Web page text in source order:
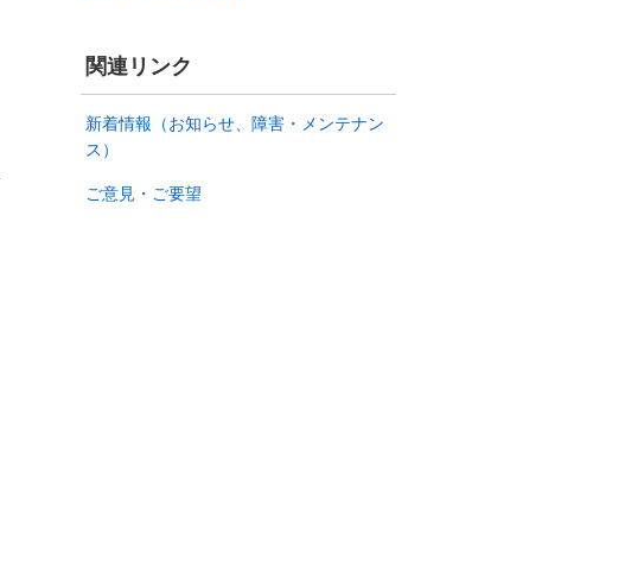
関連リンク
新着情報（お知らせ、障害・メンテナン
ス）
ご意見・ご要望